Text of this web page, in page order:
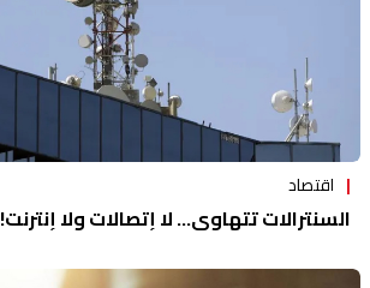
اقتصاد
السنترالات تتهاوى... لا إتصالات ولا إنترنت!